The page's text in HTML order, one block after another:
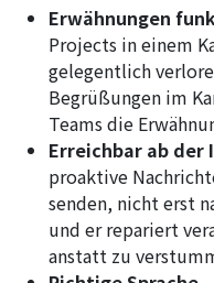
Erwähnungen
Projects in einem
gelegentlich
Begrüßungen im
Teams die
Erreichbar ab
proaktive
senden, nicht erst
und er repariert
anstatt zu